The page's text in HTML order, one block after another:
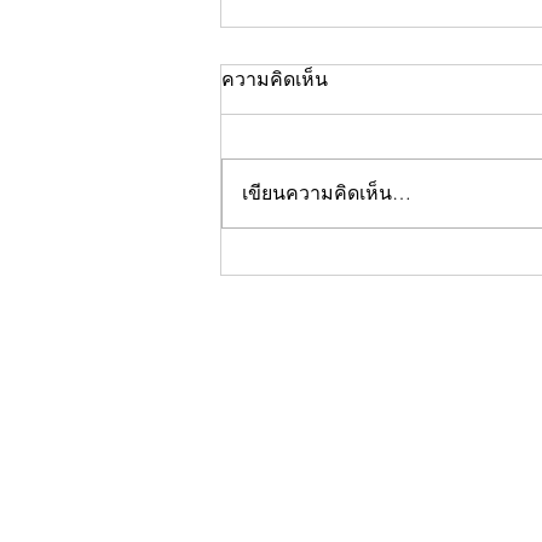
คอลัมน์"จับชีพจรวงการ
ความคิดเห็น
เขียนความคิดเห็น…